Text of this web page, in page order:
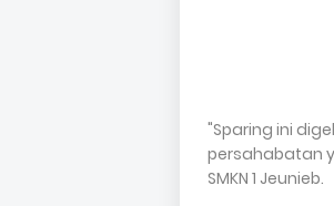
"Sparing ini
persahabatan
SMKN 1 Jeunieb.